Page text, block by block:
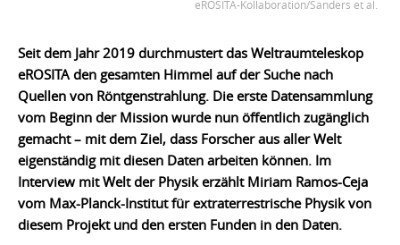
eROSITA-Kollaboration/Sanders et al.
Seit dem Jahr 2019 durchmustert das Weltraumteleskop
eROSITA den gesamten Himmel auf der Suche nach
Quellen von Röntgenstrahlung. Die erste Datensammlung
vom Beginn der Mission wurde nun öffentlich zugänglich
gemacht – mit dem Ziel, dass Forscher aus aller Welt
eigenständig mit diesen Daten arbeiten können. Im
Interview mit Welt der Physik erzählt Miriam Ramos-Ceja
vom Max-Planck-Institut für extraterrestrische Physik von
diesem Projekt und den ersten Funden in den Daten.